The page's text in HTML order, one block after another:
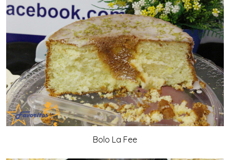
Bolo La Fee